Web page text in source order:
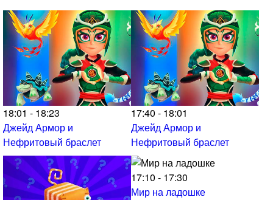
18:01 - 18:23
Джейд Армор и
Нефритовый браслет
17:40 - 18:01
Джейд Армор и
Нефритовый браслет
17:10 - 17:30
Мир на ладошке